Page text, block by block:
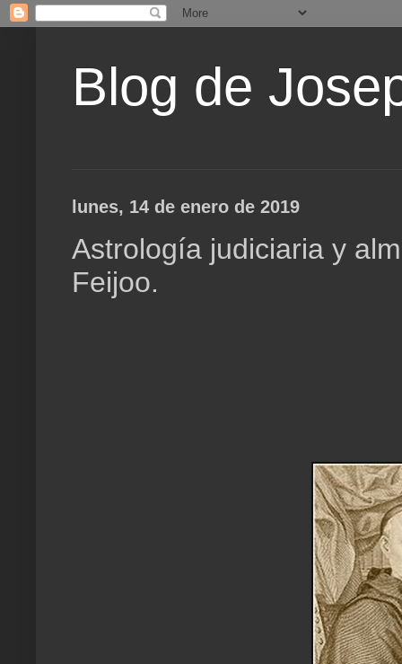
Blog de
lunes, 14 de enero de 2019
Astrología judiciaria y
Feijoo.